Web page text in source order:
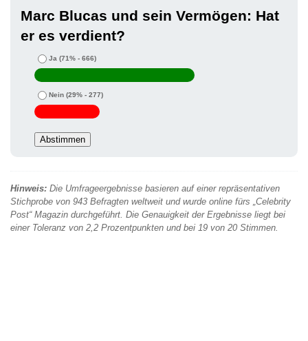
Marc Blucas und sein Vermögen: Hat
er es verdient?
Ja (71% - 666)
Nein (29% - 277)
Hinweis: Die Umfrageergebnisse basieren auf einer repräsentativen
Stichprobe von 943 Befragten weltweit und wurde online fürs „Celebrity
Post“ Magazin durchgeführt. Die Genauigkeit der Ergebnisse liegt bei
einer Toleranz von 2,2 Prozentpunkten und bei 19 von 20 Stimmen.